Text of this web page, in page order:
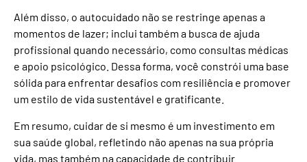
Além disso, o autocuidado não se restringe apenas a
momentos de lazer; inclui também a busca de ajuda
profissional quando necessário, como consultas médicas
e apoio psicológico. Dessa forma, você constrói uma base
sólida para enfrentar desafios com resiliência e promover
um estilo de vida sustentável e gratificante.
Em resumo, cuidar de si mesmo é um investimento em
sua saúde global, refletindo não apenas na sua própria
vida, mas também na capacidade de contribuir